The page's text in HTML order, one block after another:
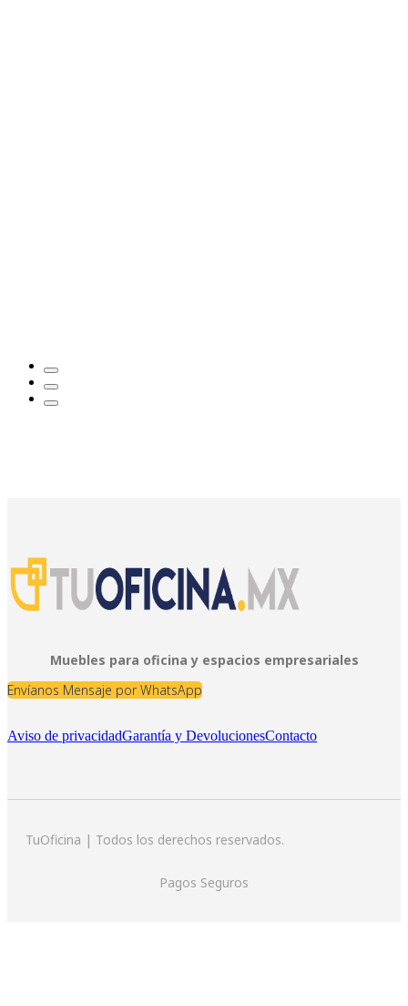
Muebles para oficina y espacios empresariales
Envíanos Mensaje por WhatsApp
Aviso de privacidadGarantía y DevolucionesContacto
TuOficina | Todos los derechos reservados.
Pagos Seguros